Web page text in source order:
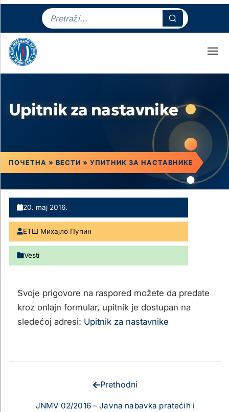
Upitnik za nastavnike
ПОЧЕТНА » ВЕСТИ » УПИТНИК ЗА НАСТАВНИКЕ
20. maj 2016.
ЕТШ Михајло Пупин
Vesti
Svoje prigovore na raspored možete da predate
kroz onlajn formular, upitnik je dostupan na
sledećoj adresi: Upitnik za nastavnike
Prethodni
JNMV 02/2016 – Javna nabavka pratećih i